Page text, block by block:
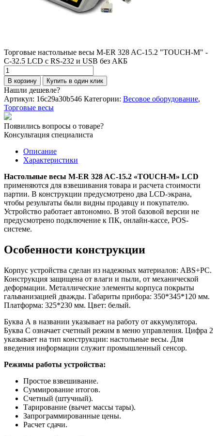
Торговые настольные весы M-ER 328 AC-15.2 "TOUCH-M" -
C-32.5 LCD с RS-232 и USB без АКБ
Количество
товара
Торговые
настольные
весы
M-
ER
328
AC-
"TOUCH-
-
C-
32.5
LCD
с
RS-
232
USB
без
В корзину Купить в один клик
Нашли дешевле?
Артикул: 16c29a30b546 Категории: Весовое оборудование,
Торговые весы
Появились вопросы о товаре?
Консультация специалиста
Описание
Характеристики
Настольные весы M-ER 328 AC-15.2 «TOUCH-M» LCD
применяются для взвешивания товара и расчета стоимости
партии. В конструкции предусмотрено два LCD-экрана,
чтобы результаты были видны продавцу и покупателю.
Устройство работает автономно. В этой базовой версии не
предусмотрено подключение к ПК, онлайн-кассе, POS-
системе.
Особенности конструкции
Корпус устройства сделан из надежных материалов: ABS+PC.
Конструкция защищена от влаги и пыли, от механической
деформации. Металлические элементы корпуса покрыты
гальванизацией дважды. Габариты прибора: 350*345*120 мм.
Платформа: 325*230 мм. Цвет: белый.
Буква А в названии указывает на работу от аккумулятора.
Буква С означает счетный режим в меню управления. Цифра 2
указывает на тип конструкции: настольные весы. Для
введения информации служит промышленный сенсор.
Режимы работы устройства:
Простое взвешивание.
Суммирование итогов.
Счетный (штучный).
Тарирование (вычет массы тары).
Запрограммированные цены.
Расчет сдачи.